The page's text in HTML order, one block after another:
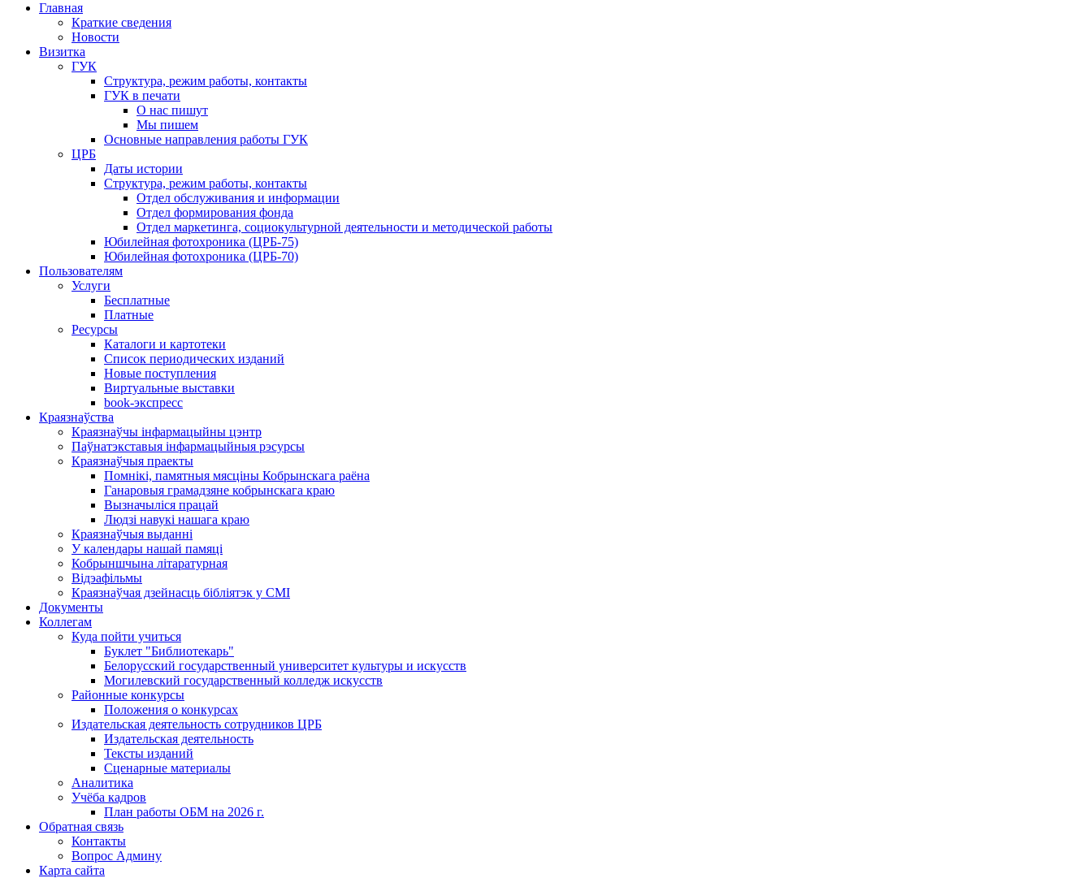
Главная
Краткие сведения
Новости
Визитка
ГУК
Структура, режим работы, контакты
ГУК в печати
О нас пишут
Мы пишем
Основные направления работы ГУК
ЦРБ
Даты истории
Структура, режим работы, контакты
Отдел обслуживания и информации
Отдел формирования фонда
Отдел маркетинга, социокультурной деятельности и методической работы
Юбилейная фотохроника (ЦРБ-75)
Юбилейная фотохроника (ЦРБ-70)
Пользователям
Услуги
Бесплатные
Платные
Ресурсы
Каталоги и картотеки
Список периодических изданий
Новые поступления
Виртуальные выставки
book-экспресс
Краязнаўства
Краязнаўчы інфармацыйны цэнтр
Паўнатэкставыя інфармацыйныя рэсурсы
Краязнаўчыя праекты
Помнікі, памятныя мясціны Кобрынскага раёна
Ганаровыя грамадзяне кобрынскага краю
Вызначыліся працай
Людзі навукі нашага краю
Краязнаўчыя выданні
У календары нашай памяці
Кобрыншчына літаратурная
Відэафільмы
Краязнаўчая дзейнасць бібліятэк у СМІ
Документы
Коллегам
Куда пойти учиться
Буклет "Библиотекарь"
Белорусский государственный университет культуры и искусств
Могилевский государственный колледж искусств
Районные конкурсы
Положения о конкурсах
Издательская деятельность сотрудников ЦРБ
Издательская деятельность
Тексты изданий
Сценарные материалы
Аналитика
Учёба кадров
План работы ОБМ на 2026 г.
Обратная связь
Контакты
Вопрос Админу
Карта сайта